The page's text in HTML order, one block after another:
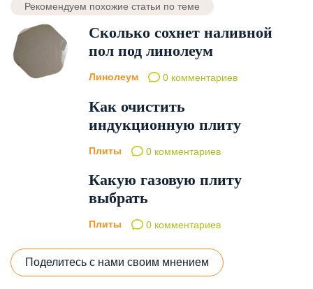
Рекомендуем похожие статьи по теме
Сколько сохнет наливной
пол под линолеум
Линолеум 0 комментариев
Как очистить
индукционную плиту
Плиты 0 комментариев
Какую газовую плиту
выбрать
Плиты 0 комментариев
Поделитесь с нами своим мнением